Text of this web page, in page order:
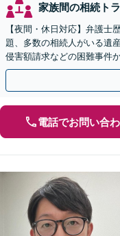
家族間の相続ト
【夜間・休日対応】弁護士
題、多数の相続人がいる遺
侵害額請求などの困難事件
途不明金の調査まで、全般
電話でお問い合